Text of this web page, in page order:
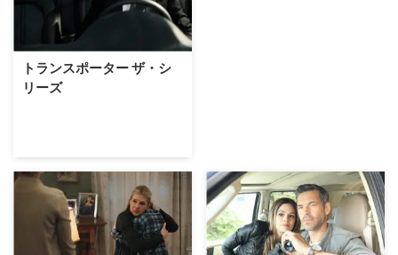
トランスポーター ザ・シ
リーズ